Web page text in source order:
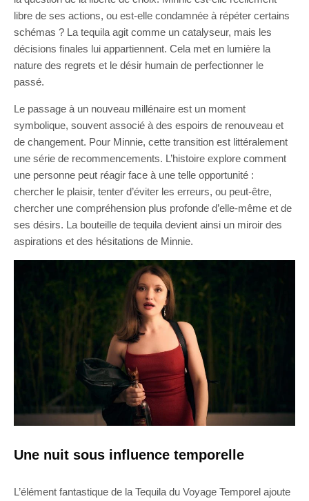
libre de ses actions, ou est-elle condamnée à répéter certains
schémas ? La tequila agit comme un catalyseur, mais les
décisions finales lui appartiennent. Cela met en lumière la
nature des regrets et le désir humain de perfectionner le
passé.
Le passage à un nouveau millénaire est un moment
symbolique, souvent associé à des espoirs de renouveau et
de changement. Pour Minnie, cette transition est littéralement
une série de recommencements. L’histoire explore comment
une personne peut réagir face à une telle opportunité :
chercher le plaisir, tenter d’éviter les erreurs, ou peut-être,
chercher une compréhension plus profonde d’elle-même et de
ses désirs. La bouteille de tequila devient ainsi un miroir des
aspirations et des hésitations de Minnie.
Une nuit sous influence temporelle
L’élément fantastique de la Tequila du Voyage Temporel ajoute